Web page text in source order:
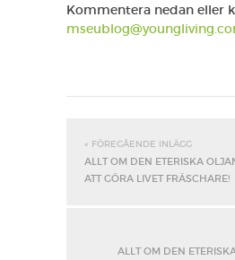
Kommentera nedan eller
« FÖREGÅENDE INLÄGG
ALLT OM DEN ETERISKA
ATT GÖRA LIVET FRÄSCHARE!
ALLT OM DEN